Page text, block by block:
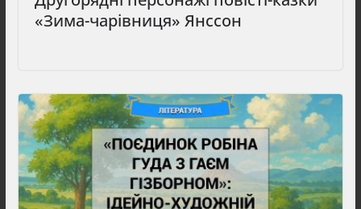
«Зима-чарівниця» Янссон